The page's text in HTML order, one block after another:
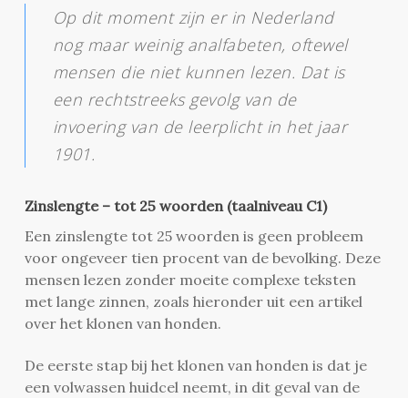
Op dit moment zijn er in Nederland
nog maar weinig analfabeten, oftewel
mensen die niet kunnen lezen. Dat is
een rechtstreeks gevolg van de
invoering van de leerplicht in het jaar
1901.
Zinslengte – tot 25 woorden (taalniveau C1)
Een zinslengte tot 25 woorden is geen probleem
voor ongeveer tien procent van de bevolking. Deze
mensen lezen zonder moeite complexe teksten
met lange zinnen, zoals hieronder uit een artikel
over het klonen van honden.
De eerste stap bij het klonen van honden is dat je
een volwassen huidcel neemt, in dit geval van de